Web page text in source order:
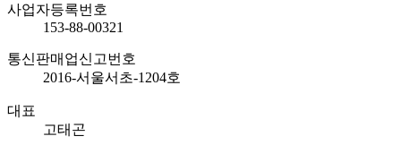
사업자등록번호
153-88-00321
통신판매업신고번호
2016-서울서초-1204호
대표
고태곤